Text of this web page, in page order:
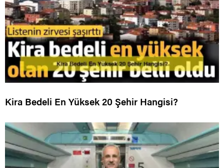
Kira Bedeli En Yüksek 20 Şehir Hangisi?